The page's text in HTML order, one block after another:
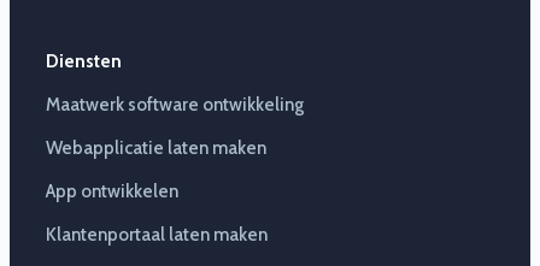
Diensten
Maatwerk software ontwikkeling
Webapplicatie laten maken
App ontwikkelen
Klantenportaal laten maken